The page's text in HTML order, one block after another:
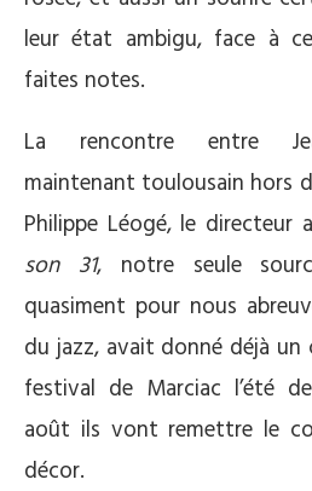
leur état ambigu, face à
faites notes.
La rencontre entre
maintenant toulousain hors
Philippe Léogé, le
son 31, notre seule
quasiment pour nous
du jazz, avait donné déjà
festival de Marciac l’été
août ils vont remettre le
décor.